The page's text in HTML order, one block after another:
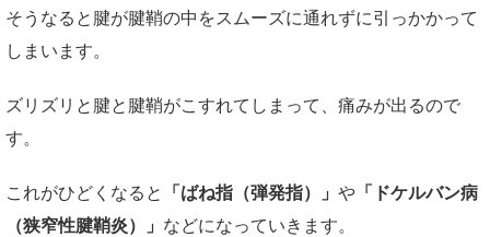
そうなると腱が腱鞘の中をスムーズに通れずに引っかかって
しまいます。
ズリズリと腱と腱鞘がこすれてしまって、痛みが出るので
す。
これがひどくなると 「ばね指（弾発指）」 や 「ドケルバン病
（狭窄性腱鞘炎）」 などになっていきます。